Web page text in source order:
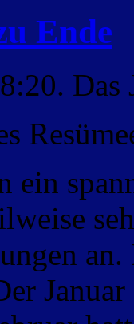
Ende
ein